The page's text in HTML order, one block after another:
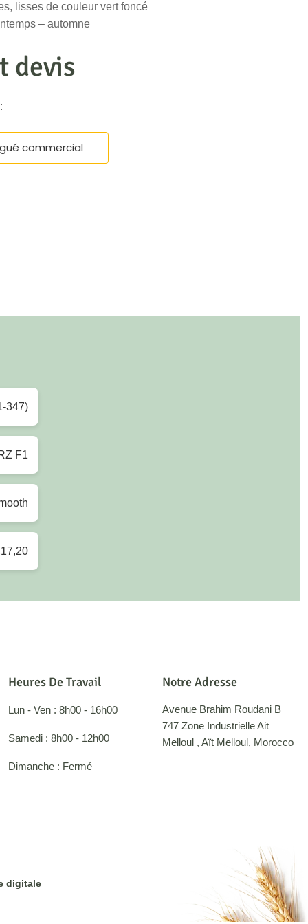
lisses de couleur vert foncé
– automne
devis
commercial
347)
F1
Heures De Travail
Lun - Ven : 8h00 - 16h00
Samedi : 8h00 - 12h00
Dimanche : Fermé
Notre Adresse
Avenue Brahim Roudani B
747 Zone Industrielle Ait
Melloul , Aït Melloul, Morocco
digitale